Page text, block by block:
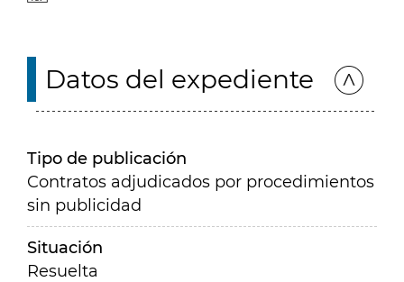
Datos del expediente
Tipo de publicación
Contratos adjudicados por procedimientos
sin publicidad
Situación
Resuelta